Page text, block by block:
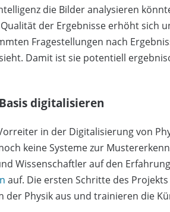
die Bilder analysieren
der Ergebnisse erhöht sich
Fragestellungen nach
Damit ist sie potentiell
digitalisieren
in der Digitalisierung von
keine Systeme zur
Wissenschaftler auf den
auf. Die ersten Schritte des
der Physik aus und trainieren die